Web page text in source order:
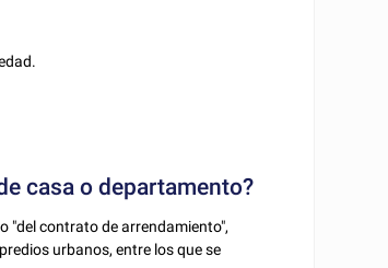
casa o departamento?
"del contrato de arrendamiento",
urbanos, entre los que se